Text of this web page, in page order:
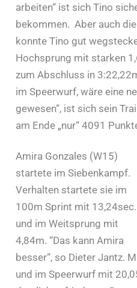
arbeiten“ ist sich Tino
bekommen. Aber auch
konnte Tino gut
Hochsprung mit starken
zum Abschluss in
im Speerwurf, wäre eine
gewesen“, ist sich sein
am Ende „nur“ 4091
Amira Gonzales (W15)
startete im Siebenkampf.
Verhalten startete sie im
100m Sprint mit 13,24sec.
und im Weitsprung mit
4,84m. “Das kann Amira
besser“, so Dieter Jantz.
und im Speerwurf mit